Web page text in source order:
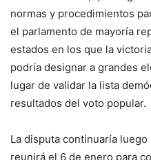
normas y procedimientos
el parlamento de mayoría
estados en los que la
podría designar a grandes
lugar de validar la lista
resultados del voto popular.
La disputa continuaría
reunirá el 6 de enero para